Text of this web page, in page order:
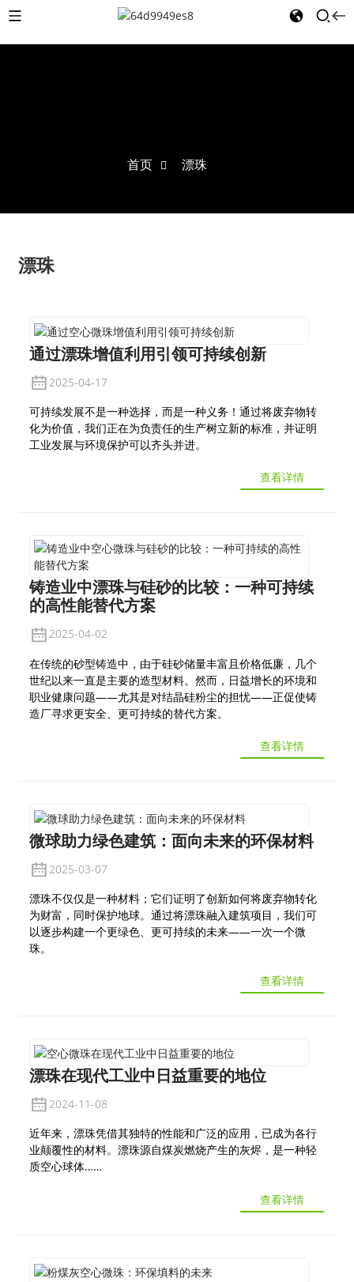
首页 漂珠
漂珠
通过漂珠增值利用引领可持续创新
2025-04-17
可持续发展不是一种选择，而是一种义务！通过将废弃物转
化为价值，我们正在为负责任的生产树立新的标准，并证明
工业发展与环境保护可以齐头并进。
查看详情
铸造业中漂珠与硅砂的比较：一种可持续
的高性能替代方案
2025-04-02
在传统的砂型铸造中，由于硅砂储量丰富且价格低廉，几个
世纪以来一直是主要的造型材料。然而，日益增长的环境和
职业健康问题——尤其是对结晶硅粉尘的担忧——正促使铸
造厂寻求更安全、更可持续的替代方案。
查看详情
微球助力绿色建筑：面向未来的环保材料
2025-03-07
漂珠不仅仅是一种材料；它们证明了创新如何将废弃物转化
为财富，同时保护地球。通过将漂珠融入建筑项目，我们可
以逐步构建一个更绿色、更可持续的未来——一次一个微
珠。
查看详情
漂珠在现代工业中日益重要的地位
2024-11-08
近年来，漂珠凭借其独特的性能和广泛的应用，已成为各行
业颠覆性的材料。漂珠源自煤炭燃烧产生的灰烬，是一种轻
质空心球体……
查看详情